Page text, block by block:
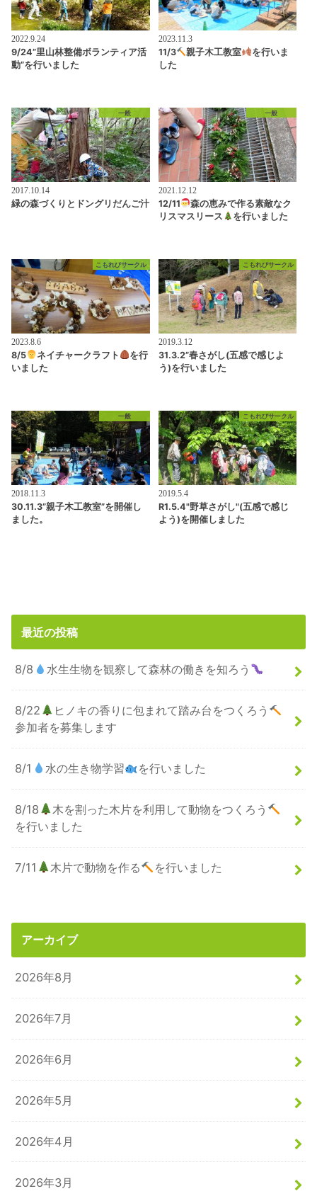
2022.9.24
9/24”里山林整備ボランティア活
動”を行いました
2023.11.3
11/3 親子木工教室
を行いま
した
一般
2017.10.14
緑の森づくりとドングリだんご汁
一般
2021.12.12
12/11
森の恵みで作る素敵なク
リスマスリース
を行いました
こもれびサークル
2023.8.6
8/5 ネイチャークラフト
を行
いました
こもれびサークル
2019.3.12
31.3.2”春さがし(五感で感じよ
う)を行いました
一般
2018.11.3
30.11.3”親子木工教室”を開催し
ました。
こもれびサークル
2019.5.4
R1.5.4"野草さがし"(五感で感じ
よう)を開催しました
最近の投稿
8/8 水生生物を観察して森林の働きを知ろう
8/22
ヒノキの香りに包まれて踏み台をつくろう
参加者を募集します
8/1 水の生き物学習 を行いました
8/18
木を割った木片を利用して動物をつくろう
を行いました
7/11 木片で動物を作る を行いました
アーカイブ
2026年8月
2026年7月
2026年6月
2026年5月
2026年4月
2026年3月